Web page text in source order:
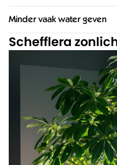
Minder vaak water geven
Schefflera